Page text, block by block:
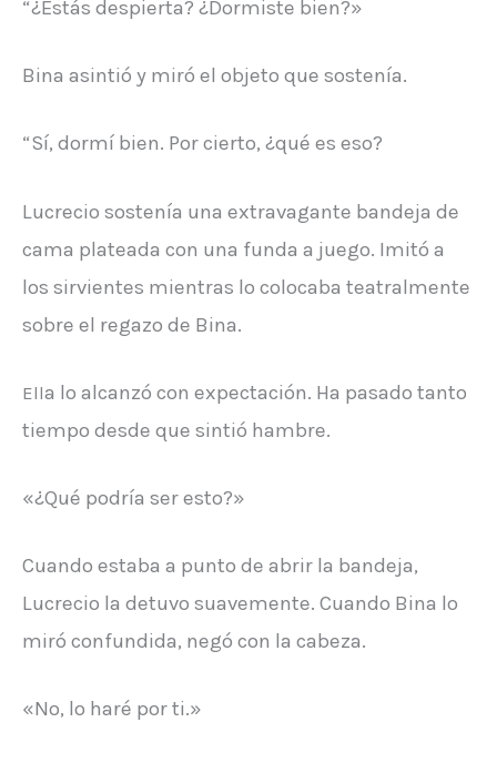
“¿Estás despierta? ¿Dormiste bien?»
Bina asintió y miró el objeto que sostenía.
“Sí, dormí bien. Por cierto, ¿qué es eso?
Lucrecio sostenía una extravagante bandeja de
cama plateada con una funda a juego. Imitó a
los sirvientes mientras lo colocaba teatralmente
sobre el regazo de Bina.
Ella lo alcanzó con expectación. Ha pasado tanto
tiempo desde que sintió hambre.
«¿Qué podría ser esto?»
Cuando estaba a punto de abrir la bandeja,
Lucrecio la detuvo suavemente. Cuando Bina lo
miró confundida, negó con la cabeza.
«No, lo haré por ti.»